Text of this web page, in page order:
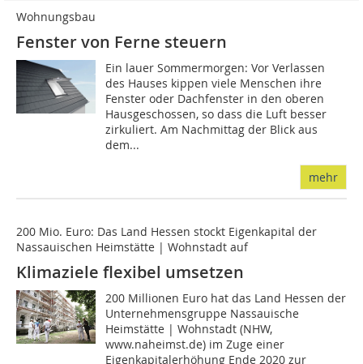
Wohnungsbau
Fenster von Ferne steuern
Ein lauer Sommermorgen: Vor Verlassen
des Hauses kippen viele Menschen ihre
Fenster oder Dachfenster in den oberen
Hausgeschossen, so dass die Luft besser
zirkuliert. Am Nachmittag der Blick aus
dem...
mehr
200 Mio. Euro: Das Land Hessen stockt Eigenkapital der
Nassauischen Heimstätte | Wohnstadt auf
Klimaziele flexibel umsetzen
200 Millionen Euro hat das Land Hessen der
Unternehmensgruppe Nassauische
Heimstätte | Wohnstadt (NHW,
www.naheimst.de) im Zuge einer
Eigenkapitalerhöhung Ende 2020 zur